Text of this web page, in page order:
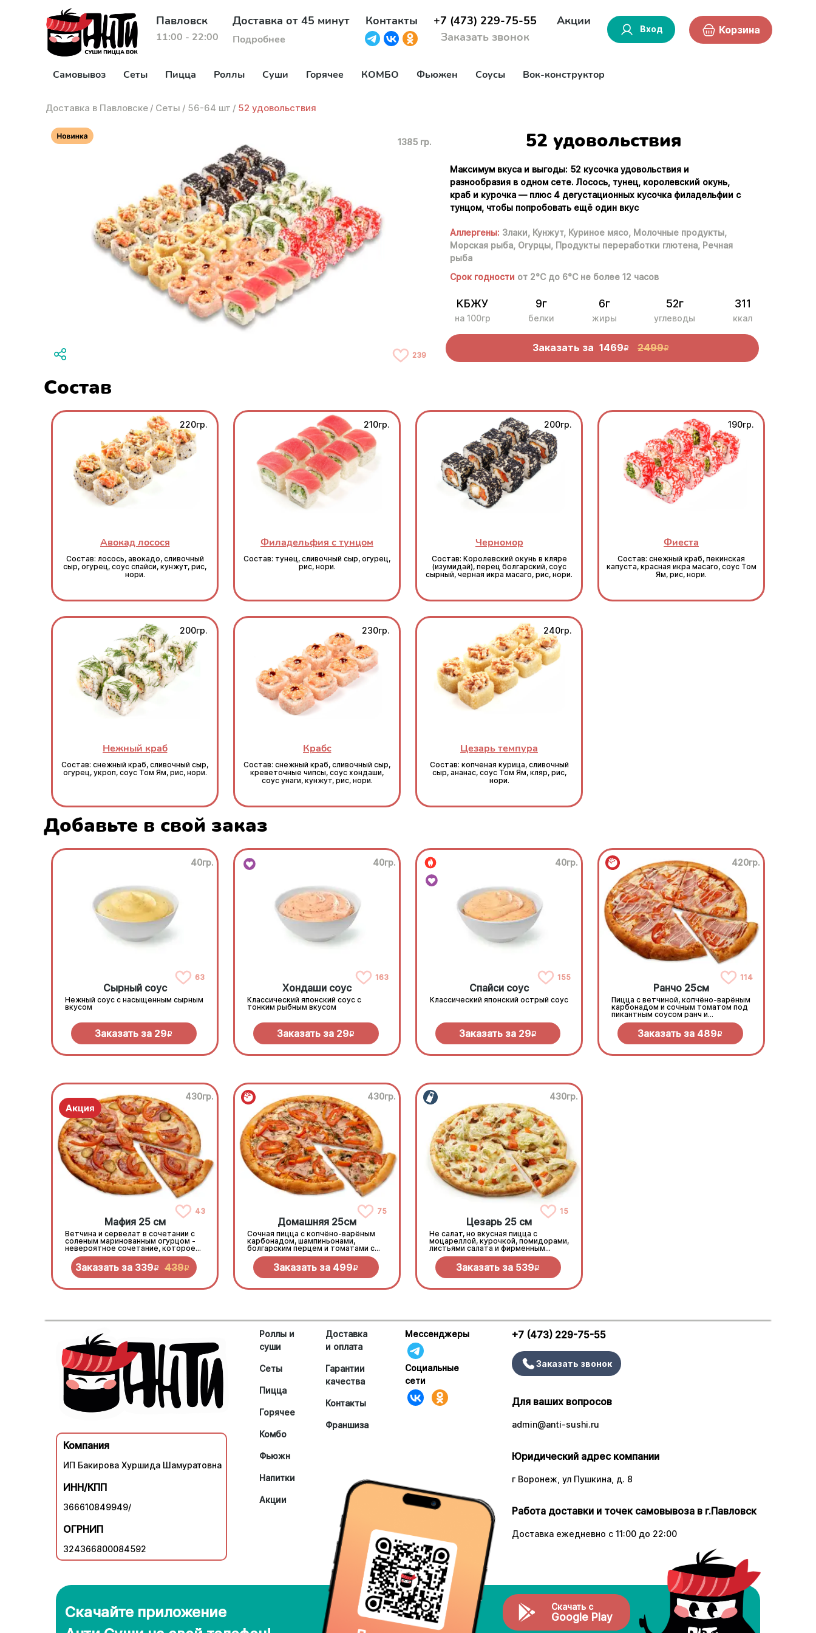
Павловск
11:00 - 22:00
Доставка от 45 минут
Подробнее
Контакты
+7 (473) 229-75-55
Заказать звонок
Акции
Вход Корзина
Самовывоз Сеты Пицца Роллы Суши Горячее КОМБО Фьюжен Соусы Вок-конструктор
Доставка в Павловске / Сеты / 56-64 шт / 52 удовольствия
1385 гр.
239
52 удовольствия
Максимум вкуса и выгоды: 52 кусочка удовольствия и
разнообразия в одном сете. Лосось, тунец, королевский окунь,
краб и курочка — плюс 4 дегустационных кусочка филадельфии с
тунцом, чтобы попробовать ещё один вкус
Аллергены: Злаки, Кунжут, Куриное мясо, Молочные продукты,
Морская рыба, Огурцы, Продукты переработки глютена, Речная
рыба
Срок годности от 2°С до 6°С не более 12 часов
КБЖУ
на 100гр
9г
белки
6г
жиры
52г
углеводы
311
ккал
Заказать за 1469R 2499R
Состав
220гр.
Авокад лосося
Состав: лосось, авокадо, сливочный
сыр, огурец, соус спайси, кунжут, рис,
нори.
210гр.
Филадельфия с тунцом
Состав: тунец, сливочный сыр, огурец,
рис, нори.
200гр.
Черномор
Состав: Королевский окунь в кляре
(изумидай), перец болгарский, соус
сырный, черная икра масаго, рис, нори.
190гр.
Фиеста
Состав: снежный краб, пекинская
капуста, красная икра масаго, соус Том
Ям, рис, нори.
200гр.
Нежный краб
Состав: снежный краб, сливочный сыр,
огурец, укроп, соус Том Ям, рис, нори.
230гр.
Крабс
Состав: снежный краб, сливочный сыр,
креветочные чипсы, соус хондаши,
соус унаги, кунжут, рис, нори.
240гр.
Цезарь темпура
Состав: копченая курица, сливочный
сыр, ананас, соус Том Ям, кляр, рис,
нори.
Добавьте в свой заказ
40гр.
63
Сырный соус
Нежный соус с насыщенным сырным
вкусом
Заказать за 29R
40гр.
163
Хондаши соус
Классический японский соус с
тонким рыбным вкусом
Заказать за 29R
40гр.
155
Спайси соус
Классический японский острый соус
Заказать за 29R
420гр.
114
Ранчо 25см
Пицца с ветчиной, копчёно-варёным
карбонадом и сочным томатом под
пикантным соусом ранч и
моцареллой
Заказать за 489R
430гр.
43
Мафия 25 см
Ветчина и сервелат в сочетании с
соленым маринованным огурцом -
невероятное сочетание, которое
нужно попробовать!
Заказать за 339R 439R
430гр.
75
Домашняя 25см
Сочная пицца с копчёно-варёным
карбонадом, шампиньонами,
болгарским перцем и томатами с
зеленью под моцареллой
Заказать за 499R
430гр.
15
Цезарь 25 см
Не салат, но вкусная пицца с
моцареллой, курочкой, помидорами,
листьями салата и фирменным
соусом
Заказать за 539R
Компания
ИП Бакирова Хуршида Шамуратовна
ИНН/КПП
366610849949/
ОГРНИП
324366800084592
Роллы и
суши
Сеты
Пицца
Горячее
Комбо
Фьюжн
Напитки
Акции
Доставка
и оплата
Гарантии
качества
Контакты
Франшиза
Мессенджеры
Социальные
сети
+7 (473) 229-75-55
Заказать звонок
Для ваших вопросов
admin@anti-sushi.ru
Юридический адрес компании
г Воронеж, ул Пушкина, д. 8
Работа доставки и точек самовывоза в г.Павловск
Доставка ежедневно с 11:00 до 22:00
Скачайте приложение
Скачать с
Google Play